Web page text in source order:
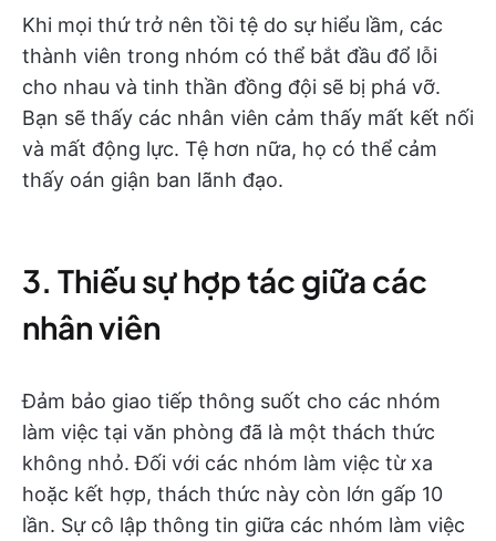
Khi mọi thứ trở nên tồi tệ do sự hiểu lầm, các
thành viên trong nhóm có thể bắt đầu đổ lỗi
cho nhau và tinh thần đồng đội sẽ bị phá vỡ.
Bạn sẽ thấy các nhân viên cảm thấy mất kết nối
và mất động lực. Tệ hơn nữa, họ có thể cảm
thấy oán giận ban lãnh đạo.
3. Thiếu sự hợp tác giữa các
nhân viên
Đảm bảo giao tiếp thông suốt cho các nhóm
làm việc tại văn phòng đã là một thách thức
không nhỏ. Đối với các nhóm làm việc từ xa
hoặc kết hợp, thách thức này còn lớn gấp 10
lần. Sự cô lập thông tin giữa các nhóm làm việc